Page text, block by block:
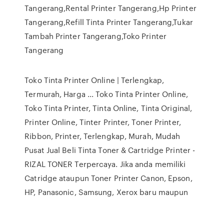
Tangerang,Rental Printer Tangerang,Hp Printer
Tangerang,Refill Tinta Printer Tangerang,Tukar
Tambah Printer Tangerang,Toko Printer
Tangerang
Toko Tinta Printer Online | Terlengkap,
Termurah, Harga ... Toko Tinta Printer Online,
Toko Tinta Printer, Tinta Online, Tinta Original,
Printer Online, Tinter Printer, Toner Printer,
Ribbon, Printer, Terlengkap, Murah, Mudah
Pusat Jual Beli Tinta Toner & Cartridge Printer -
RIZAL TONER Terpercaya. Jika anda memiliki
Catridge ataupun Toner Printer Canon, Epson,
HP, Panasonic, Samsung, Xerox baru maupun